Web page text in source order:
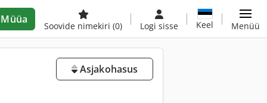
Müüa
Soovide nimekiri (0) Logi sisse Keel Menüü
Asjakohasus